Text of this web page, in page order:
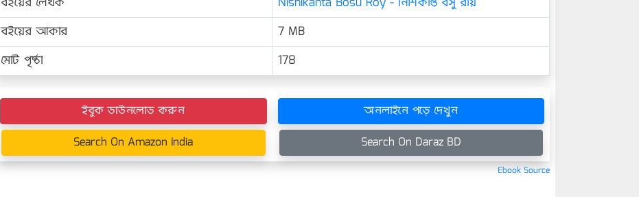
বইয়ের আকার
7 MB
মোট পৃষ্ঠা
178
ইবুক ডাউনলোড করুন
অনলাইনে পড়ে দেখুন
Search On Amazon India
Search On Daraz BD
Ebook Source